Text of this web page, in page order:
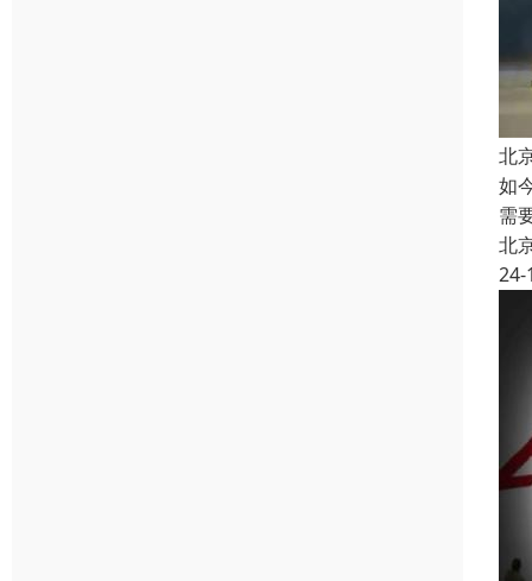
北
如
需
北
24-